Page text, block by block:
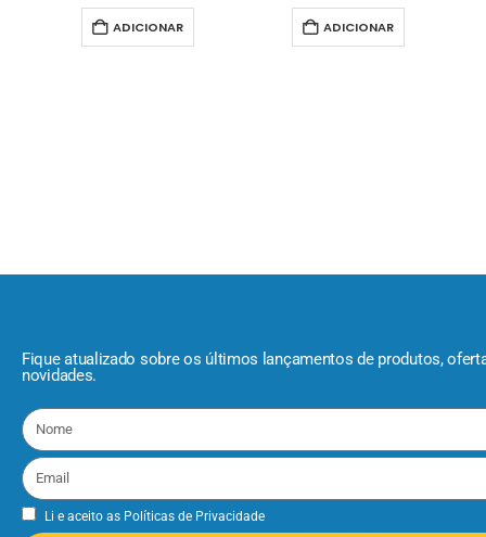
ADICIONAR ADICIONAR
Fique atualizado sobre os últimos lançamentos de produtos,
novidades.
Li e aceito as Políticas de Privacidade